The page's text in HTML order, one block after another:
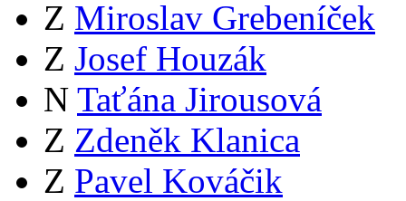
Z Miroslav Grebeníček
Z Josef Houzák
N Taťána Jirousová
Z Zdeněk Klanica
Z Pavel Kováčik